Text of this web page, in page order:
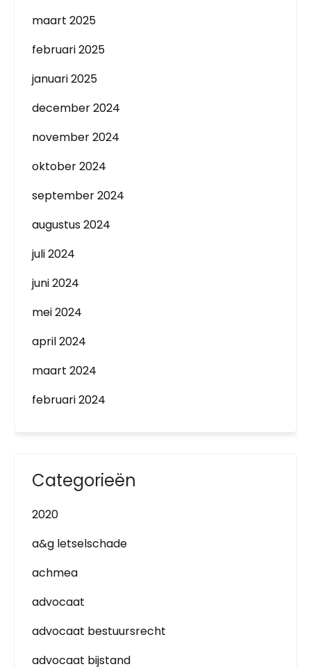
maart 2025
februari 2025
januari 2025
december 2024
november 2024
oktober 2024
september 2024
augustus 2024
juli 2024
juni 2024
mei 2024
april 2024
maart 2024
februari 2024
Categorieën
2020
a&g letselschade
achmea
advocaat
advocaat bestuursrecht
advocaat bijstand